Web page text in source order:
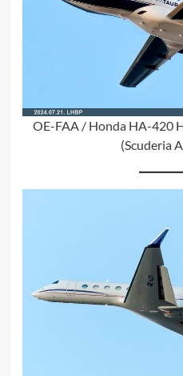
OE-FAA / Honda HA-420
(Scuderia